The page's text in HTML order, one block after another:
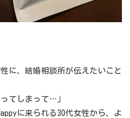
に、結婚相談所が伝えたいこと
てしまって…」
に来られる30代女性から、よ